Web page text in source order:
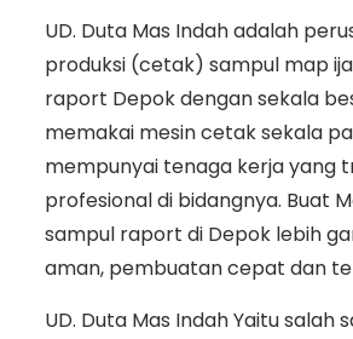
UD. Duta Mas Indah adalah
produksi (cetak) sampul map
raport Depok dengan sekala
memakai mesin cetak sekala
mempunyai tenaga kerja yang
profesional di bidangnya. Buat
sampul raport di Depok lebih
aman, pembuatan cepat dan
UD. Duta Mas Indah Yaitu salah